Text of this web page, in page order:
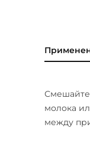
Смешайте
молока
между